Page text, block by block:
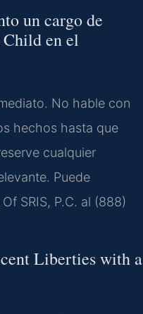
un cargo de
en el
No hable con
hechos hasta que
cualquier
Puede
SRIS, P.C. al (888)
Liberties with a